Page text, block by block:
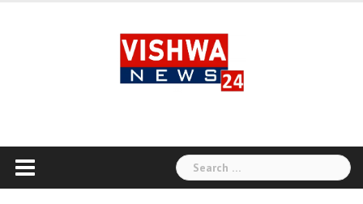
Search
for: